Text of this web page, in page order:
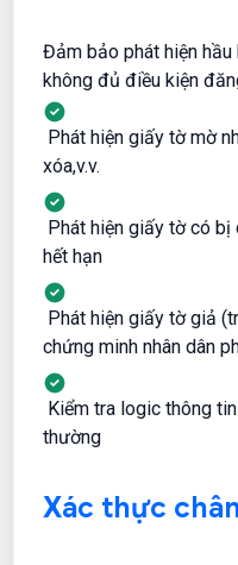
Đảm bảo phát hiện
không đủ điều kiện
Phát hiện giấy tờ mờ
xóa,v.v.
Phát hiện giấy tờ có bị
hết hạn
Phát hiện giấy tờ giả
chứng minh nhân dân
Kiểm tra logic thông
thường
Xác thực